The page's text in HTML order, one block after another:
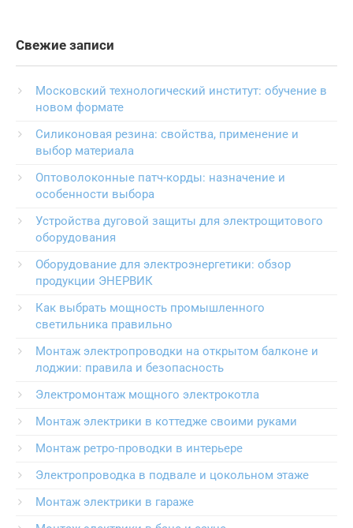
Свежие записи
Московский технологический институт: обучение в
новом формате
Силиконовая резина: свойства, применение и
выбор материала
Оптоволоконные патч-корды: назначение и
особенности выбора
Устройства дуговой защиты для электрощитового
оборудования
Оборудование для электроэнергетики: обзор
продукции ЭНЕРВИК
Как выбрать мощность промышленного
светильника правильно
Монтаж электропроводки на открытом балконе и
лоджии: правила и безопасность
Электромонтаж мощного электрокотла
Монтаж электрики в коттедже своими руками
Монтаж ретро-проводки в интерьере
Электропроводка в подвале и цокольном этаже
Монтаж электрики в гараже